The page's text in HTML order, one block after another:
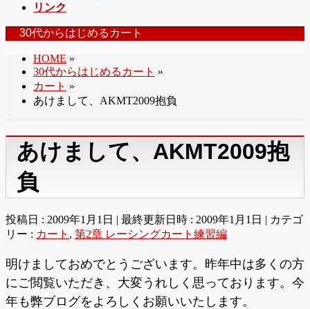
リンク
30代からはじめるカート
HOME »
30代からはじめるカート »
カート »
あけまして、AKMT2009抱負
あけまして、AKMT2009抱
負
投稿日 : 2009年1月1日 最終更新日時 : 2009年1月1日
カテゴ
リー : カート , 第2章 レーシングカート練習編
明けましておめでとうございます。昨年中は多くの方
にご閲覧いただき、大変うれしく思っております。今
年も弊ブログをよろしくお願いいたします。